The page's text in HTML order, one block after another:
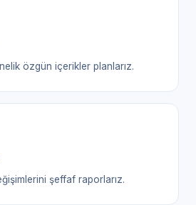
özgün içerikler planlarız.
şeffaf raporlarız.